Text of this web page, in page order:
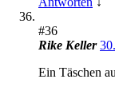
#36
Rike Keller
Ein Täschen